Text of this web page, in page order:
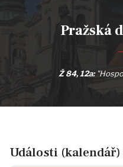
Pražská
Ž 84, 12a:
Události (kalendář)